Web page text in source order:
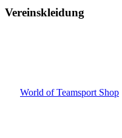
Vereinskleidung
World of Teamsport Shop